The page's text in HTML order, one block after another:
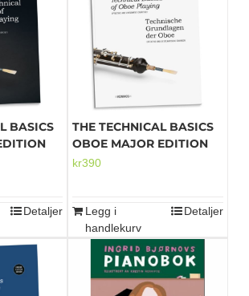
BASICS
Detaljer
THE TECHNICAL BASICS
OBOE MAJOR EDITION
kr390
Legg i
handlekurv
Detaljer